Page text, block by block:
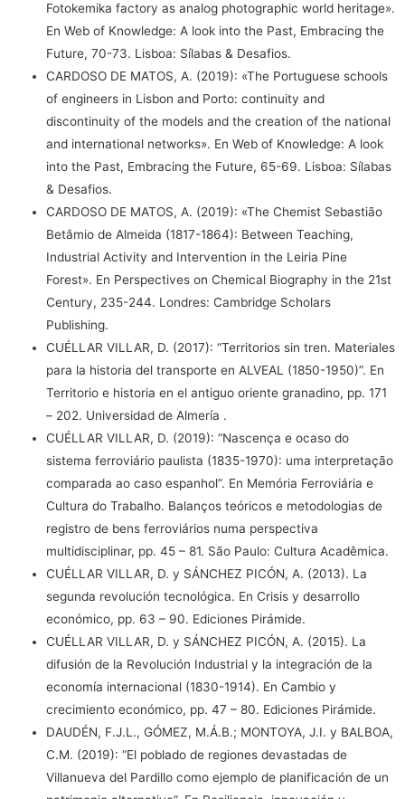
Fotokemika factory as analog photographic world heritage».
En Web of Knowledge: A look into the Past, Embracing the
Future, 70-73. Lisboa: Sílabas & Desafios.
CARDOSO DE MATOS, A. (2019): «The Portuguese schools
of engineers in Lisbon and Porto: continuity and
discontinuity of the models and the creation of the national
and international networks». En Web of Knowledge: A look
into the Past, Embracing the Future, 65-69. Lisboa: Sílabas
& Desafios.
CARDOSO DE MATOS, A. (2019): «The Chemist Sebastião
Betâmio de Almeida (1817-1864): Between Teaching,
Industrial Activity and Intervention in the Leiria Pine
Forest». En Perspectives on Chemical Biography in the 21st
Century, 235-244. Londres: Cambridge Scholars
Publishing.
CUÉLLAR VILLAR, D. (2017): “Territorios sin tren. Materiales
para la historia del transporte en ALVEAL (1850-1950)”. En
Territorio e historia en el antiguo oriente granadino, pp. 171
– 202. Universidad de Almería .
CUÉLLAR VILLAR, D. (2019): “Nascença e ocaso do
sistema ferroviário paulista (1835-1970): uma interpretação
comparada ao caso espanhol”. En Memória Ferroviária e
Cultura do Trabalho. Balanços teóricos e metodologias de
registro de bens ferroviários numa perspectiva
multidisciplinar, pp. 45 – 81. São Paulo: Cultura Acadêmica.
CUÉLLAR VILLAR, D. y SÁNCHEZ PICÓN, A. (2013). La
segunda revolución tecnológica. En Crisis y desarrollo
económico, pp. 63 – 90. Ediciones Pirámide.
CUÉLLAR VILLAR, D. y SÁNCHEZ PICÓN, A. (2015). La
difusión de la Revolución Industrial y la integración de la
economía internacional (1830-1914). En Cambio y
crecimiento económico, pp. 47 – 80. Ediciones Pirámide.
DAUDÉN, F.J.L., GÓMEZ, M.Á.B.; MONTOYA, J.I. y BALBOA,
C.M. (2019): “El poblado de regiones devastadas de
Villanueva del Pardillo como ejemplo de planificación de un